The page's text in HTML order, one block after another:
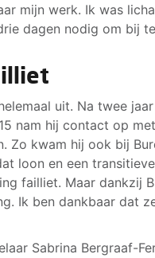
mijn werk. Ik was
dagen nodig om bij
uit. Na twee
nam hij contact op
Zo kwam hij ook bij
loon en een
failliet. Maar dankzij
Ik ben dankbaar dat
Sabrina Bergraaf-